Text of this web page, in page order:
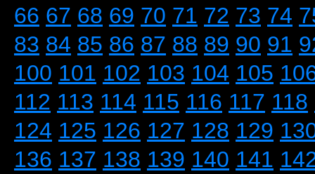
66 67 68 69 70 71 72 73 74
83 84 85 86 87 88 89 90 91
100 101 102 103 104 105
112 113 114 115 116 117 118
124 125 126 127 128 129
136 137 138 139 140 141